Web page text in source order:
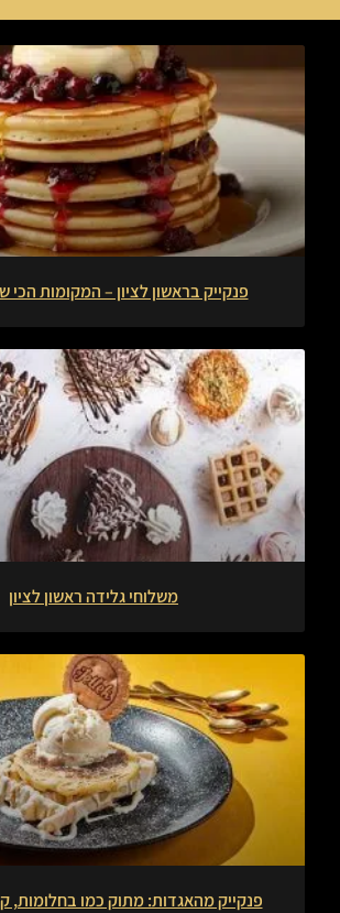
פנקייק בראשון לציון – המקומות הכי
משלוחי גלידה ראשון לציון
פנקייק מהאגדות: מתוק כמו בחלומות,